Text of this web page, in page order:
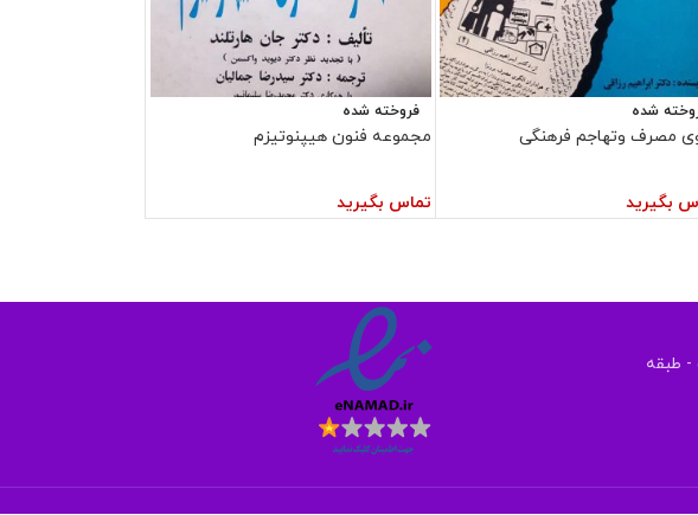
شده
مصرف وتهاجم فرهنگی
بگیرید
فروخته شده
مجموعه فنون هیپنوتیزم
تماس بگیرید
- طبقه